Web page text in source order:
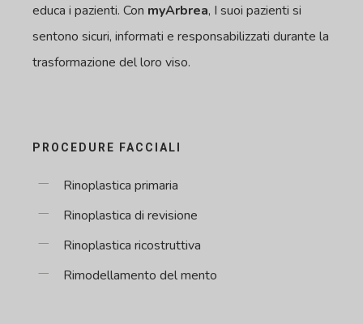
educa i pazienti. Con myArbrea, I suoi pazienti si
sentono sicuri, informati e responsabilizzati durante la
trasformazione del loro viso.
PROCEDURE FACCIALI
Rinoplastica primaria
Rinoplastica di revisione
Rinoplastica ricostruttiva
Rimodellamento del mento